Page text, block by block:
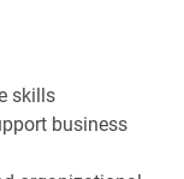
skills
business